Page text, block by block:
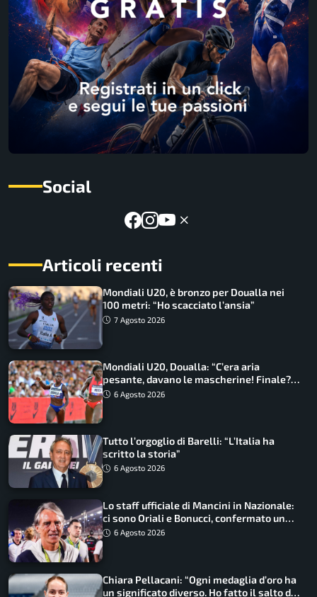
Social
Articoli recenti
Mondiali U20, è bronzo per Doualla nei
100 metri: “Ho scacciato l’ansia”
7 Agosto 2026
Mondiali U20, Doualla: “C’era aria
pesante, davano le mascherine! Finale?
Non ho nulla da perdere”
6 Agosto 2026
Tutto l’orgoglio di Barelli: “L’Italia ha
scritto la storia”
6 Agosto 2026
Lo staff ufficiale di Mancini in Nazionale:
ci sono Oriali e Bonucci, confermato un
ritorno
6 Agosto 2026
Chiara Pellacani: “Ogni medaglia d’oro ha
un significato diverso. Ho fatto il salto di